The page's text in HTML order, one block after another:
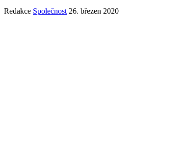
Redakce Společnost 26. březen 2020